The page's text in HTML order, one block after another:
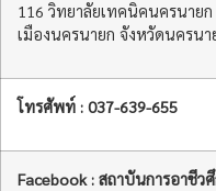
116 วิทยาลัยเทคนิคนครนาย
เมืองนครนายก จังหวัดนครนา
โทรศัพท์ : 037-639-655
Facebook : สถาบันการอาชีว